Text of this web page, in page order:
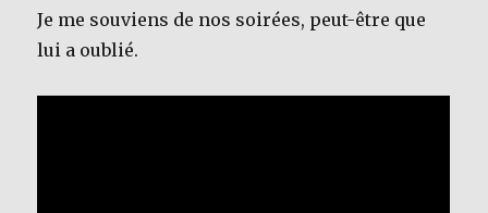
Je me souviens de nos soirées, peut-être que
lui a oublié.